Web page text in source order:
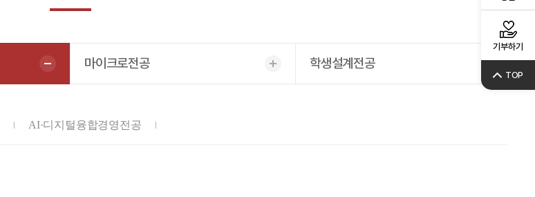
기부하기
TOP
마이크로전공 학생설계전공
AI·디지털융합경영전공